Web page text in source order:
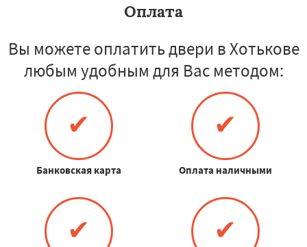
Оплата
Вы можете оплатить двери в Хотькове
любым удобным для Вас методом:
✔
Банковская карта
✔
Оплата наличными
✔ ✔